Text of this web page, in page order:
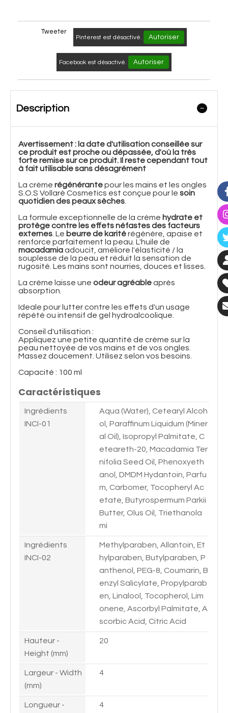
Tweeter
Pinterest est désactivé. Autoriser
Facebook est désactivé. Autoriser
Description
Avertissement : la date d'utilisation conseillée sur
ce produit est proche ou dépassée, d'où la très
forte remise sur ce produit. Il reste cependant tout
à fait utilisable sans désagrément
La crème régénérantepour les mains et les ongles
S.O.S Vollaré Cosmetics est conçue pour le soin
quotidien des peaux sèches.
La formule exceptionnelle de la crème hydrate et
protège contre les effets néfastes des facteurs
externes. Le beurre de karitérégénère, apaise et
renforce parfaitement la peau. L'huile de
macadamiaadoucit, améliore l'élasticité / la
souplesse de la peau et réduit la sensation de
rugosité. Les mains sont nourries, douces et lisses.
La crème laisse une odeur agréableaprès
absorption.
Ideale pour lutter contre les effets d'un usage
répété ou intensif de gel hydroalcoolique.
Conseil d'utilisation :
Appliquez une petite quantité de crème sur la
peau nettoyée de vos mains et de vos ongles.
Massez doucement. Utilisez selon vos besoins.
Capacité : 100 ml
Caractéristiques
Ingrédients
INCI-01
Aqua (Water), Cetearyl Alcoh
ol, Paraffinum Liquidum (Miner
al Oil), Isopropyl Palmitate, C
eteareth-20, Macadamia Ter
nifolia Seed Oil, Phenoxyeth
anol, DMDM Hydantoin, Parfu
m, Carbomer, Tocopheryl Ac
etate, Butyrospermum Parkii
Butter, Olus Oil, Triethanola
mi
Ingrédients
INCI-02
Methylparaben, Allantoin, Et
hylparaben, Butylparaben, P
anthenol, PEG-8, Coumarin, B
enzyl Salicylate, Propylparab
en, Linalool, Tocopherol, Lim
onene, Ascorbyl Palmitate, A
scorbic Acid, Citric Acid
Hauteur -
Height (mm)
20
Largeur - Width
(mm)
4
Longueur -
4